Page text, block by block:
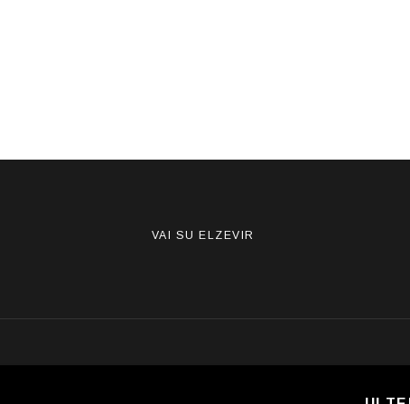
VAI SU ELZEVIR